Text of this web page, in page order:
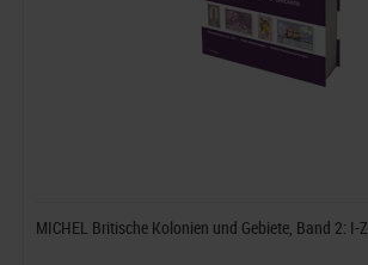
MICHEL Britische Kolonien und Gebiete, Band 2: I-Z